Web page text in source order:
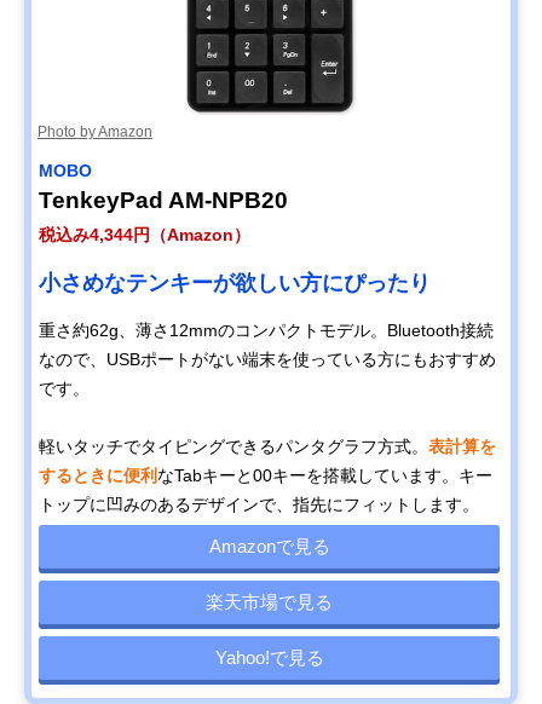
Photo by Amazon
MOBO
TenkeyPad AM-NPB20
税込み4,344円（Amazon）
小さめなテンキーが欲しい方にぴったり
重さ約62g、薄さ12mmのコンパクトモデル。Bluetooth接続
なので、USBポートがない端末を使っている方にもおすすめ
です。
軽いタッチでタイピングできるパンタグラフ方式。 表計算を
するときに便利 なTabキーと00キーを搭載しています。キー
トップに凹みのあるデザインで、指先にフィットします。
Amazonで見る
楽天市場で見る
Yahoo!で見る